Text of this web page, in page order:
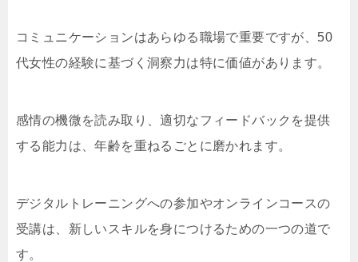
コミュニケーションはあらゆる職場で重要ですが、50
代女性の経験に基づく洞察力は特に価値があります。
感情の機微を読み取り、適切なフィードバックを提供
する能力は、年齢を重ねるごとに磨かれます。
デジタルトレーニングへの参加やオンラインコースの
受講は、新しいスキルを身につけるための一つの道で
す。